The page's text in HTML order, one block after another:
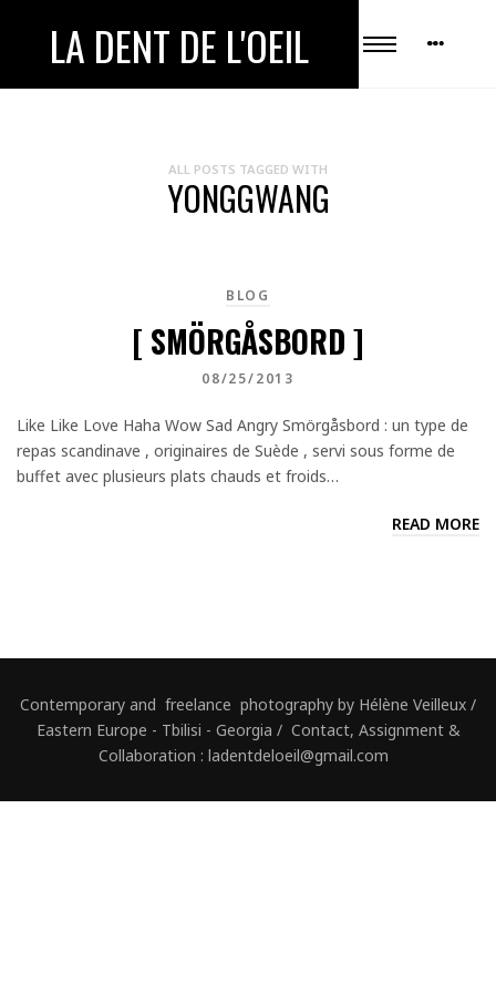
LA DENT DE L'OEIL
ALL POSTS TAGGED WITH
YONGGWANG
BLOG
[ SMÖRGÅSBORD ]
08/25/2013
Like Like Love Haha Wow Sad Angry Smörgåsbord : un type de
repas scandinave , originaires de Suède , servi sous forme de
buffet avec plusieurs plats chauds et froids…
READ MORE
Contemporary and freelance photography by Hélène Veilleux /
Eastern Europe - Tbilisi - Georgia / Contact, Assignment &
Collaboration : ladentdeloeil@gmail.com